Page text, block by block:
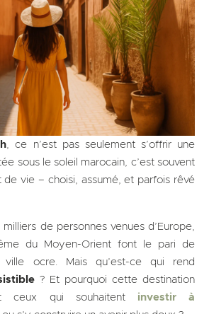
, ce n’est pas seulement s’offrir une
sous le soleil marocain, c’est souvent
de vie – choisi, assumé, et parfois rêvé
de personnes venues d’Europe,
du Moyen-Orient font le pari de
ville ocre. Mais qu’est-ce qui rend
? Et pourquoi cette destination
ceux qui souhaitent investir à